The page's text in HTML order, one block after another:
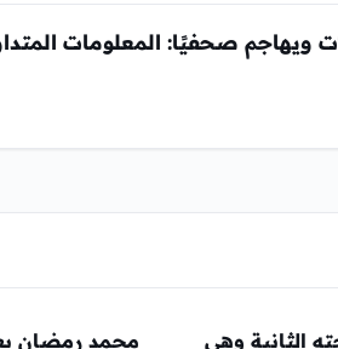
ويهاجم صحفيًا: المعلومات
الثانية وهي محمد رمضان